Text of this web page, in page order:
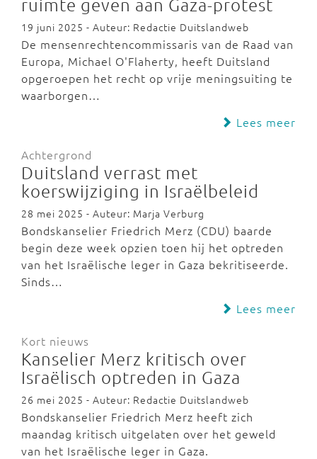
ruimte geven aan Gaza-protest
19 juni 2025 - Auteur: Redactie Duitslandweb
De mensenrechtencommissaris van de Raad van
Europa, Michael O'Flaherty, heeft Duitsland
opgeroepen het recht op vrije meningsuiting te
waarborgen…
Lees meer
Achtergrond
Duitsland verrast met
koerswijziging in Israëlbeleid
28 mei 2025 - Auteur: Marja Verburg
Bondskanselier Friedrich Merz (CDU) baarde
begin deze week opzien toen hij het optreden
van het Israëlische leger in Gaza bekritiseerde.
Sinds…
Lees meer
Kort nieuws
Kanselier Merz kritisch over
Israëlisch optreden in Gaza
26 mei 2025 - Auteur: Redactie Duitslandweb
Bondskanselier Friedrich Merz heeft zich
maandag kritisch uitgelaten over het geweld
van het Israëlische leger in Gaza.